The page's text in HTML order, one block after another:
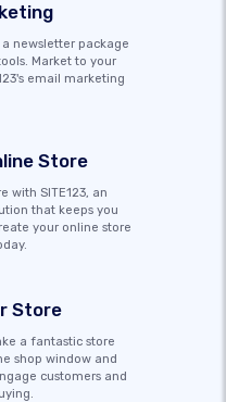
newsletter package
Market to your
email marketing
Store
with SITE123, an
that keeps you
your online store
Store
a fantastic store
shop window and
customers and